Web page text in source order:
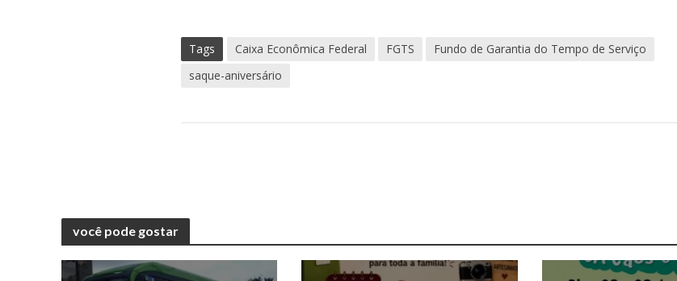
Tags Caixa Econômica Federal FGTS
Fundo de Garantia do Tempo de Serviço
saque-aniversário
você pode gostar